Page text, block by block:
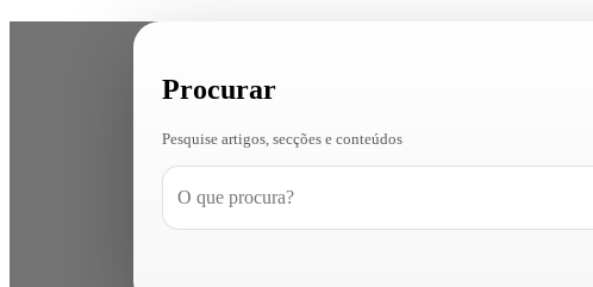
Procurar
Pesquise artigos, secções e conteúdos